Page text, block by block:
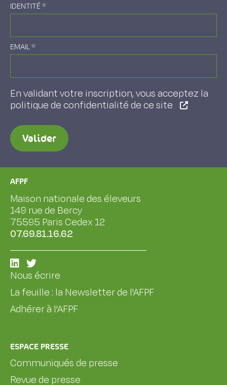
IDENTITÉ*
EMAIL*
En validant votre inscription, vous acceptez la
politique de confidentialité de ce site
Valider
AFPF
Maison nationale des éleveurs
149 rue de Bercy
75595 Paris Cedex 12
07.69.81.16.62
Nous écrire
La feuille : la Newsletter de l'AFPF
Adhérer à l'AFPF
ESPACE PRESSE
Communiqués de presse
Revue de presse